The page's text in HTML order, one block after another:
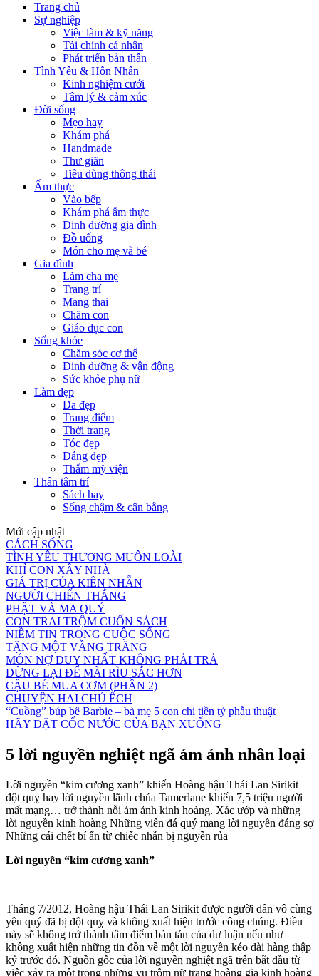
Trang chủ
Sự nghiệp
Việc làm & kỹ năng
Tài chính cá nhân
Phát triển bản thân
Tình Yêu & Hôn Nhân
Kinh nghiệm cưới
Tâm lý & cảm xúc
Đời sống
Mẹo hay
Khám phá
Handmade
Thư giãn
Tiêu dùng thông thái
Ẩm thực
Vào bếp
Khám phá ẩm thực
Dinh dưỡng gia đình
Đồ uống
Món cho mẹ và bé
Gia đình
Làm cha mẹ
Trang trí
Mang thai
Chăm con
Giáo dục con
Sống khỏe
Chăm sóc cơ thể
Dinh dưỡng & vận động
Sức khỏe phụ nữ
Làm đẹp
Da đẹp
Trang điểm
Thời trang
Tóc đẹp
Dáng đẹp
Thẩm mỹ viện
Thân tâm trí
Sách hay
Sống chậm & cân bằng
Mới cập nhật
CÁCH SỐNG
TÌNH YÊU THƯƠNG MUÔN LOÀI
KHỈ CON XÂY NHÀ
GIÁ TRỊ CỦA KIÊN NHẪN
NGƯỜI CHIẾN THẮNG
PHẬT VÀ MA QUỶ
CON TRAI TRỘM CUỐN SÁCH
NIỀM TIN TRONG CUỘC SỐNG
TẶNG MỘT VẦNG TRĂNG
MÓN NỢ DUY NHẤT KHÔNG PHẢI TRẢ
DỪNG LẠI ĐỂ MÀI RÌU SẮC HƠN
CẬU BÉ MUA CƠM (PHẦN 2)
CHUYỆN HAI CHÚ ẾCH
“Cuồng” búp bê Barbie – bà mẹ 5 con chi tiền tỷ phẫu thuật
HÃY ĐẶT CỐC NƯỚC CỦA BẠN XUỐNG
5 lời nguyền nghiệt ngã ám ảnh nhân loại
Lời nguyền “kim cương xanh” khiến Hoàng hậu Thái Lan Sirikit
đột quỵ hay lời nguyền lãnh chúa Tamerlane khiến 7,5 triệu người
mất mạng… trở thành nỗi ám ảnh kinh hoàng. Xác ướp và những
lời nguyền kinh hoàng Những viên đá quý mang lời nguyền đáng sợ
Những cái chết bí ẩn từ chiếc nhẫn bị nguyền rủa
Lời nguyền “kim cương xanh”
Tháng 7/2012, Hoàng hậu Thái Lan Sirikit được người dân vô cùng
yêu quý đã bị đột quỵ và không xuất hiện trước công chúng. Điều
này sẽ không trở thành tâm điểm bàn tán của dư luận nếu như
không xuất hiện những tin đồn về một lời nguyền kéo dài hàng thập
kỷ trước đó. Nguồn gốc của lời nguyền nghiệt ngã trên bắt đầu từ
việc xảy ra một trong những vụ trộm nữ trang hoàng gia kinh hoàng